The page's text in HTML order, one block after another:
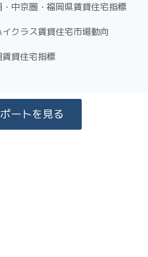
中京圏・福岡県賃貸住宅指標
クラス賃貸住宅市場動向
貸住宅指標
ートを見る